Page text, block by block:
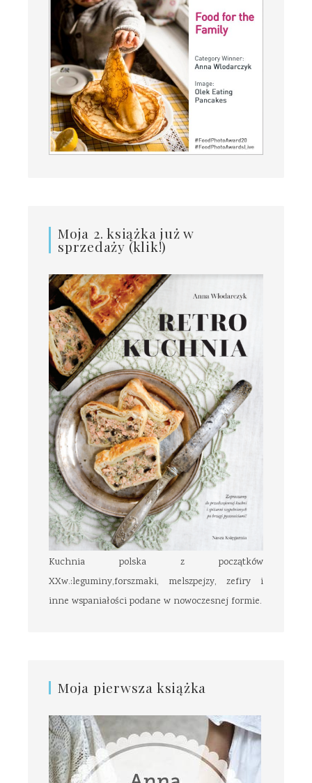
Moja 2. książka już w
sprzedaży (klik!)
Kuchnia polska z początków
XXw.:leguminy,forszmaki, melszpejzy, zefiry i
inne wspaniałości podane w nowoczesnej formie.
Moja pierwsza książka